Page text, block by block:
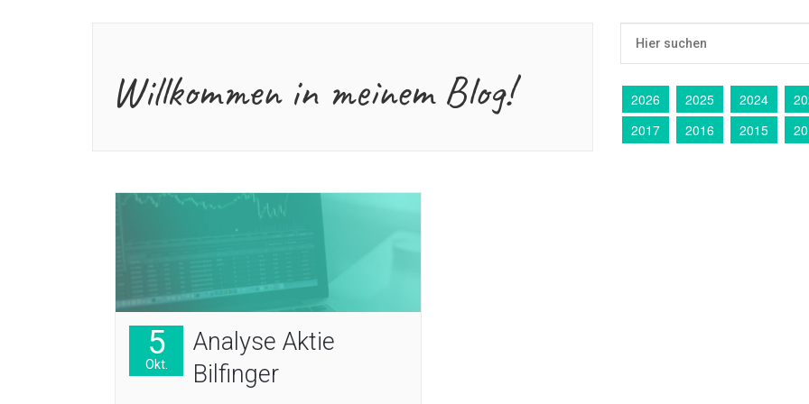
Willkommen in meinem Blog! 2026 2025 2024
2017
2016 2015
5
Okt.
Analyse Aktie
Bilfinger